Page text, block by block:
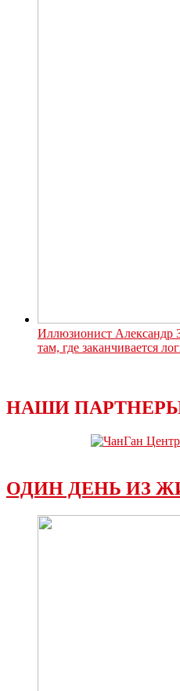
Иллюзионист Александр
там, где заканчивается
НАШИ
ОДИН ДЕНЬ ИЗ